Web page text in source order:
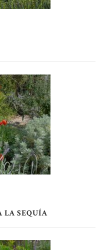
LA SEQUÍA